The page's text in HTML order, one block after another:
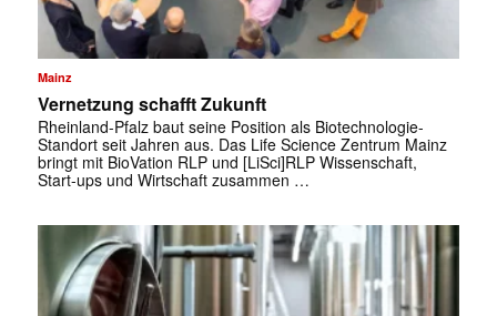
Mainz
Vernetzung schafft Zukunft
Rheinland-Pfalz baut seine Position als Biotechnologie-
Standort seit Jahren aus. Das Life Science Zentrum Mainz
bringt mit BioVation RLP und [LiSci]RLP Wissenschaft,
Start-ups und Wirtschaft zusammen …